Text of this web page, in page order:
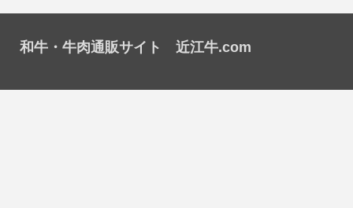
和牛・牛肉通販サイト 近江牛.com